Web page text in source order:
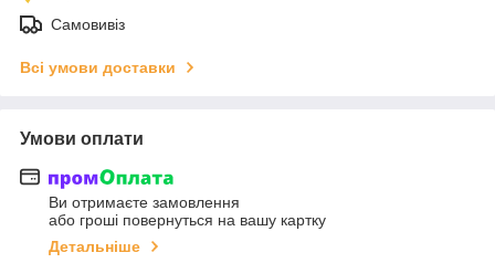
Самовивіз
Всі умови доставки
Умови оплати
Ви отримаєте замовлення
або гроші повернуться на вашу картку
Детальніше